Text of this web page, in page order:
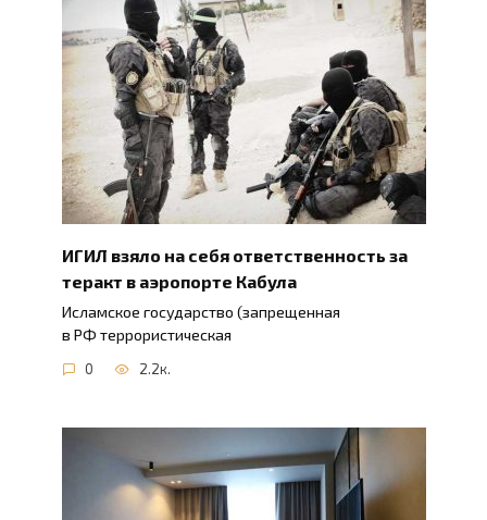
ИГИЛ взяло на себя ответственность за
теракт в аэропорте Кабула
Исламское государство (запрещенная
в РФ террористическая
0 2.2к.